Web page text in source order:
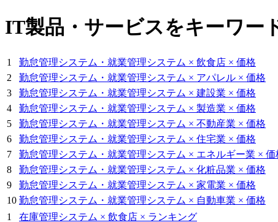
IT製品・サービスをキーワー
1
勤怠管理システム・就業管理システム × 飲食店 × 価格
2
勤怠管理システム・就業管理システム × アパレル × 価格
3
勤怠管理システム・就業管理システム × 建設業 × 価格
4
勤怠管理システム・就業管理システム × 製造業 × 価格
5
勤怠管理システム・就業管理システム × 不動産業 × 価格
6
勤怠管理システム・就業管理システム × 住宅業 × 価格
7
勤怠管理システム・就業管理システム × エネルギー業 × 価
8
勤怠管理システム・就業管理システム × 化粧品業 × 価格
9
勤怠管理システム・就業管理システム × 家電業 × 価格
10 勤怠管理システム・就業管理システム × 自動車業 × 価格
1
在庫管理システム × 飲食店 × ランキング